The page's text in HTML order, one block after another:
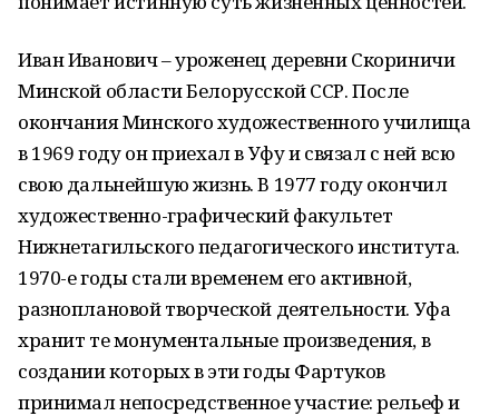
Иван Иванович – уроженец деревни Скориничи
Минской области Белорусской ССР. После
окончания Минского художественного училища
в 1969 году он приехал в Уфу и связал с ней всю
свою дальнейшую жизнь. В 1977 году окончил
художественно-графический факультет
Нижнетагильского педагогического института.
1970-е годы стали временем его активной,
разноплановой творческой деятельности. Уфа
хранит те монументальные произведения, в
создании которых в эти годы Фартуков
принимал непосредственное участие: рельеф и